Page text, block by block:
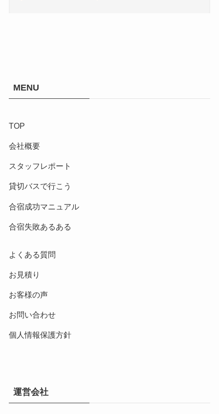
MENU
TOP
会社概要
スタッフレポート
貸切バスで行こう
合宿成功マニュアル
合宿失敗あるある
よくある質問
お見積り
お客様の声
お問い合わせ
個人情報保護方針
運営会社